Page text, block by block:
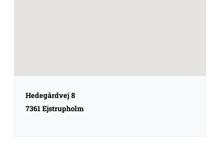
Hedegårdvej 8
7361 Ejstrupholm